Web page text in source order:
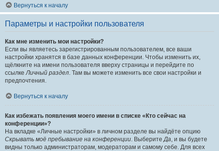
Вернуться к началу
Параметры и настройки пользователя
Как мне изменить мои настройки?
Если вы являетесь зарегистрированным пользователем, все ваши
настройки хранятся в базе данных конференции. Чтобы изменить их,
щёлкните на имени пользователя вверху страницы и перейдите по
ссылкеЛичный раздел. Там вы можете изменить все свои настройки и
предпочтения.
Вернуться к началу
Как избежать появления моего имени в списке «Кто сейчас на
конференции»?
На вкладке «Личные настройки» в личном разделе вы найдёте опцию
Скрывать моё пребывание на конференции. ВыберитеДа, и вы будете
видны только администраторам, модераторам и самому себе. Для всех